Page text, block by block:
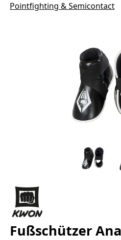
Pointfighting & Semicontact
Fußschützer